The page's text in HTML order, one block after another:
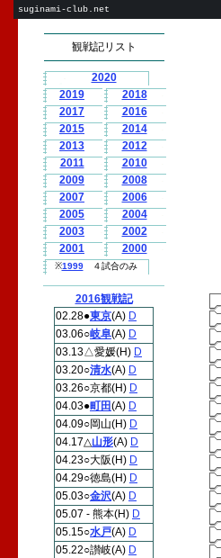
suginami-club.net
観戦記リスト
2020
2019
2018
2017
2016
2015
2014
2013
2012
2011
2010
2009
2008
2007
2006
2005
2004
2003
2002
2001
2000
※1999４試合のみ
2016観戦記
02.28●東京(A) D
03.06○岐阜(A) D
03.13△愛媛(H) D
03.20○清水(A) D
03.26○京都(H) D
04.03●町田(A) D
04.09○岡山(H) D
04.17△山形(A) D
04.23○大阪(H) D
04.29○徳島(H) D
05.03○金沢(A) D
05.07 - 熊本(H) D
05.15○水戸(A) D
05.22○讃岐(A) D